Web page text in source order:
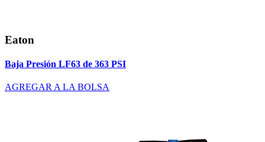
Eaton
Baja Presión LF63 de 363 PSI
AGREGAR A LA BOLSA